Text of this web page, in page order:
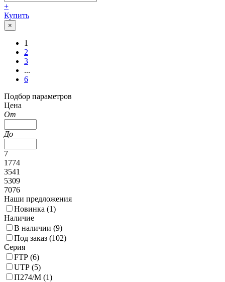
+
Купить
×
1
2
3
...
6
Подбор параметров
Цена
От
До
7
1774
3541
5309
7076
Наши предложения
Новинка (1)
Наличие
В наличии (9)
Под заказ (102)
Серия
FTP (6)
UTP (5)
П274/М (1)